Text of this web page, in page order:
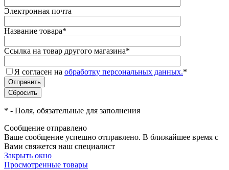
Электронная почта
Название товара*
Ссылка на товар другого магазина*
Я согласен на обработку персональных данных.*
* - Поля, обязательные для заполнения
Сообщение отправлено
Ваше сообщение успешно отправлено. В ближайшее время с
Вами свяжется наш специалист
Закрыть окно
Просмотренные товары